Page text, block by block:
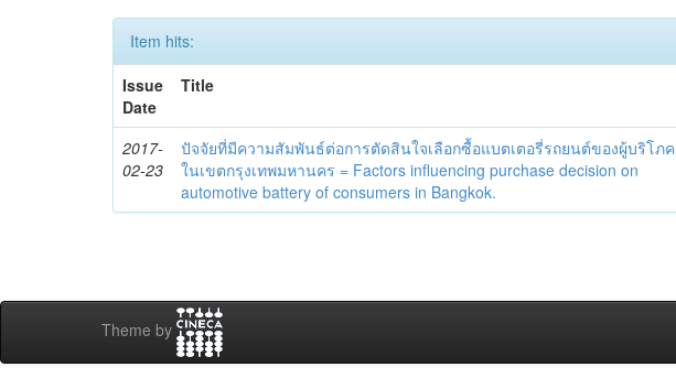
Item hits:
Issue
Date
Title
2017-
02-23
ปัจจัยที่มีความสัมพันธ์ต่อการตัดสินใจเลือกซื้อแบตเตอรี่รถยนต์ของผู้บริโภค
ในเขตกรุงเทพมหานคร = Factors influencing purchase decision on
automotive battery of consumers in Bangkok.
Theme by